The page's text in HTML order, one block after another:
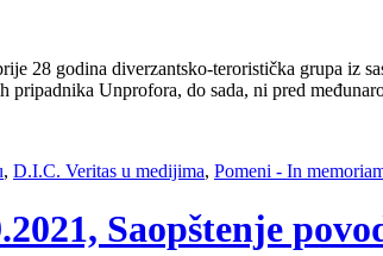
28 godina diverzantsko-teroristička grupa iz
pripadnika Unprofora, do sada, ni pred
, D.I.C. Veritas u medijima, Pomeni - In
Saopštenje